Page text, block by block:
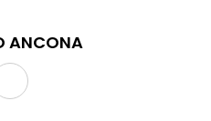
ANCONA